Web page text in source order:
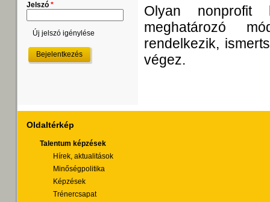
Jelszó *
Új jelszó igénylése
Olyan nonprofit
meghatározó
rendelkezik,
végez.
Oldaltérkép
Talentum képzések
Hírek, aktualitások
Minőségpolitika
Képzések
Trénercsapat